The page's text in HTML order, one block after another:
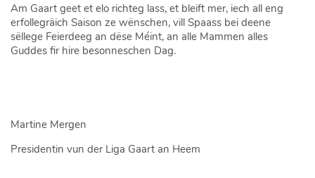
Am Gaart geet et elo richteg lass, et bleift mer, iech all eng
erfollegräich Saison ze wënschen, vill Spaass bei deene
sëllege Feierdeeg an dëse Méint, an alle Mammen alles
Guddes fir hire besonneschen Dag.
Martine Mergen
Presidentin vun der Liga Gaart an Heem